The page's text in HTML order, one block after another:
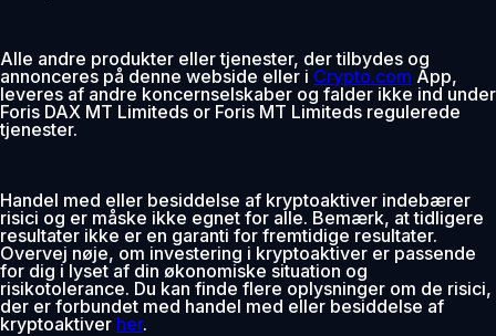
Alle andre produkter eller tjenester, der tilbydes og
annonceres på denne webside eller i Crypto.com App,
leveres af andre koncernselskaber og falder ikke ind under
Foris DAX MT Limiteds or Foris MT Limiteds regulerede
tjenester.
Handel med eller besiddelse af kryptoaktiver indebærer
risici og er måske ikke egnet for alle. Bemærk, at tidligere
resultater ikke er en garanti for fremtidige resultater.
Overvej nøje, om investering i kryptoaktiver er passende
for dig i lyset af din økonomiske situation og
risikotolerance. Du kan finde flere oplysninger om de risici,
der er forbundet med handel med eller besiddelse af
kryptoaktiver her.